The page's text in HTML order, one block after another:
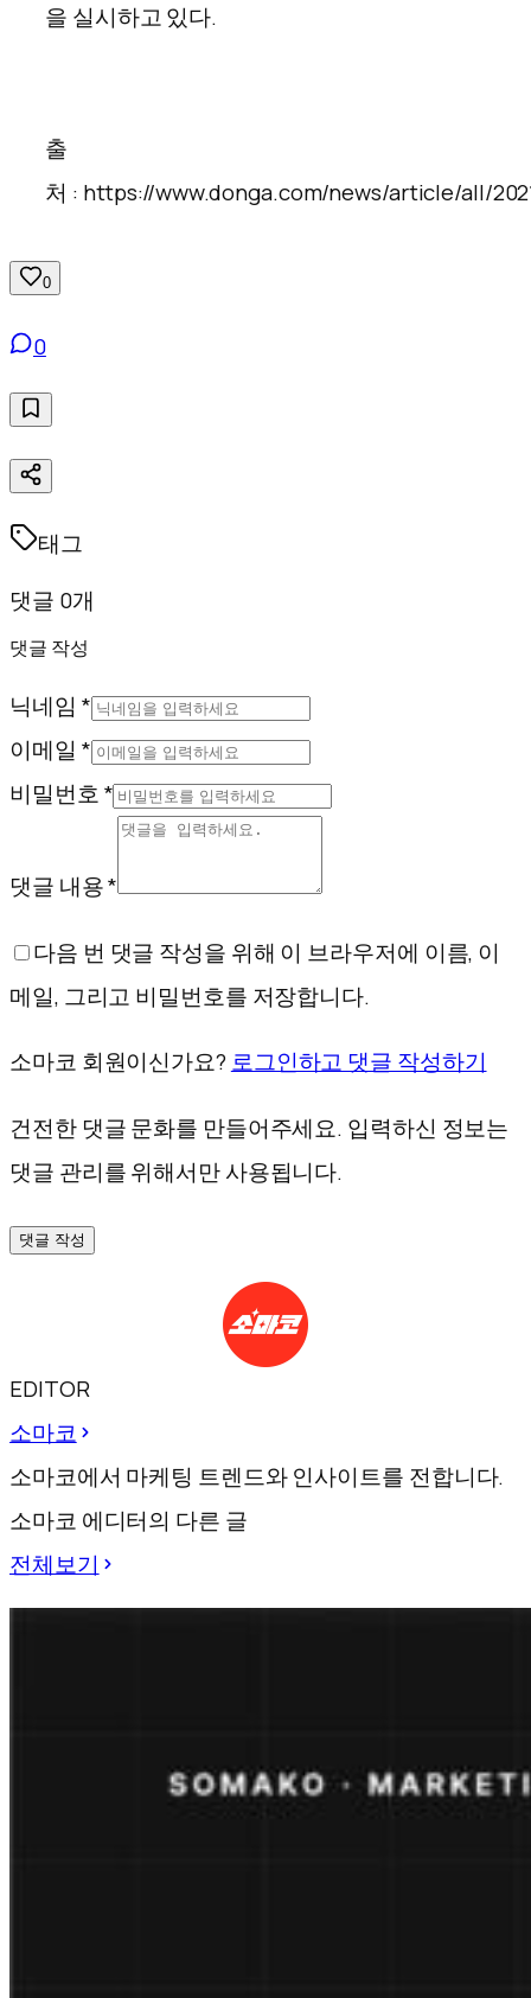
을 실시하고 있다.
출
처 : https://www.donga.com/news/article/all/
0
0
태그
댓글 0개
댓글 작성
닉네임 *
이메일 *
비밀번호 *
댓글 내용 *
다음 번 댓글 작성을 위해 이 브라우저에 이름, 이
메일, 그리고 비밀번호를 저장합니다.
소마코 회원이신가요? 로그인하고 댓글 작성하기
건전한 댓글 문화를 만들어주세요. 입력하신 정보는
댓글 관리를 위해서만 사용됩니다.
댓글 작성
EDITOR
소마코
소마코에서 마케팅 트렌드와 인사이트를 전합니다.
소마코 에디터의 다른 글
전체보기